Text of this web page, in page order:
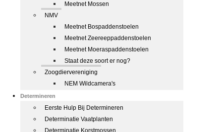
Meetnet Mossen
NMV
Meetnet Bospaddenstoelen
Meetnet Zeereeppaddenstoelen
Meetnet Moeraspaddenstoelen
Staat deze soort er nog?
Zoogdiervereniging
NEM Wildcamera's
Determineren
Eerste Hulp Bij Determineren
Determinatie Vaatplanten
Determinatie Korstmossen